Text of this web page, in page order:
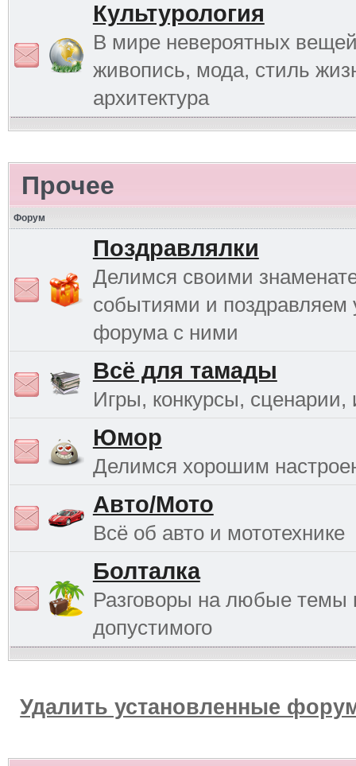
Культурология
В мире невероятных
живопись, мода, стиль
архитектура
Прочее
Форум
Поздравлялки
Делимся своими
событиями и поздравляем
форума с ними
Всё для тамады
Игры, конкурсы, сценарии,
Юмор
Делимся хорошим
Авто/Мото
Всё об авто и мототехнике
Болталка
Разговоры на любые темы
допустимого
Удалить установленные